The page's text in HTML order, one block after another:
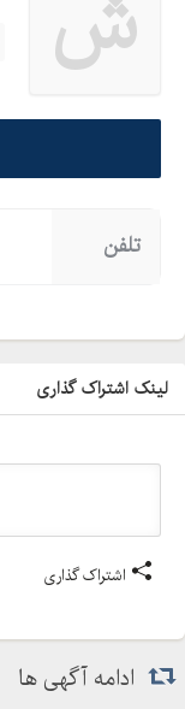
ش
تلفن
لینک اشتراک گذاری
اشتراک گذاری
ادامه آگهی ها